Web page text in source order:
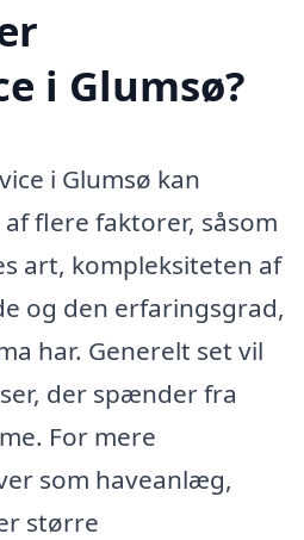
i Glumsø?
i Glumsø kan
flere faktorer, såsom
art, kompleksiteten af
og den erfaringsgrad,
har. Generelt set vil
der spænder fra
For mere
som haveanlæg,
større